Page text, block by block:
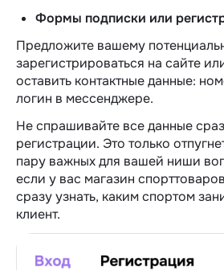
Формы подписки или
Предложите вашему
зарегистрироваться на сайте
оставить контактные данные:
логин в мессенджере.
Не спрашивайте все данные
регистрации. Это только
пару важных для вашей ниши
если у вас магазин
сразу узнать, каким спортом
клиент.